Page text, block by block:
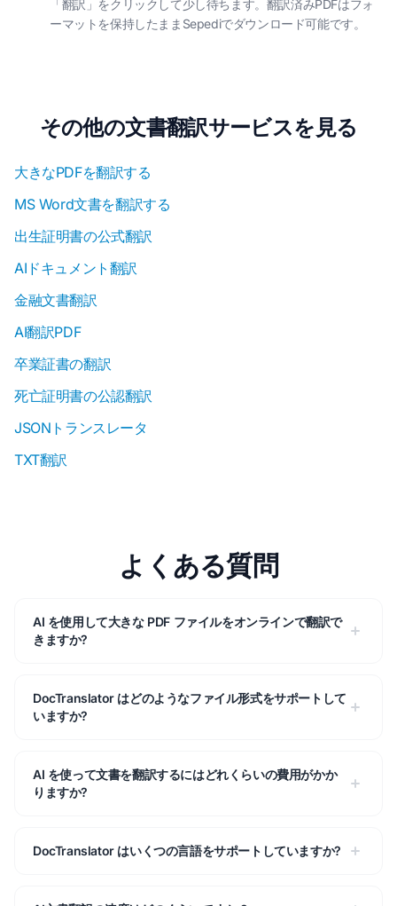
「翻訳」をクリックして少し待ちます。翻訳済みPDFはフォ
ーマットを保持したままSepediでダウンロード可能です。
その他の文書翻訳サービスを見る
大きなPDFを翻訳する
MS Word文書を翻訳する
出生証明書の公式翻訳
AIドキュメント翻訳
金融文書翻訳
AI翻訳PDF
卒業証書の翻訳
死亡証明書の公認翻訳
JSONトランスレータ
TXT翻訳
よくある質問
AI を使用して大きな PDF ファイルをオンラインで翻訳で
きますか?
DocTranslator はどのようなファイル形式をサポートして
いますか?
AI を使って文書を翻訳するにはどれくらいの費用がかか
りますか?
DocTranslator はいくつの言語をサポートしていますか?